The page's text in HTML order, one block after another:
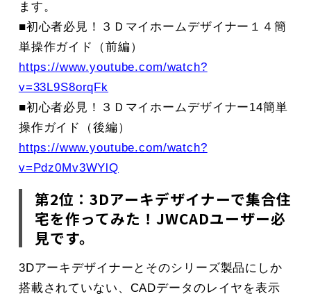
ます。
■初心者必見！３Ｄマイホームデザイナー１４簡
単操作ガイド（前編）
https://www.youtube.com/watch?
v=33L9S8orqFk
■初心者必見！３Ｄマイホームデザイナー14簡単
操作ガイド（後編）
https://www.youtube.com/watch?
v=Pdz0Mv3WYlQ
第2位：3Dアーキデザイナーで集合住
宅を作ってみた！JWCADユーザー必
見です。
3Dアーキデザイナーとそのシリーズ製品にしか
搭載されていない、CADデータのレイヤを表示